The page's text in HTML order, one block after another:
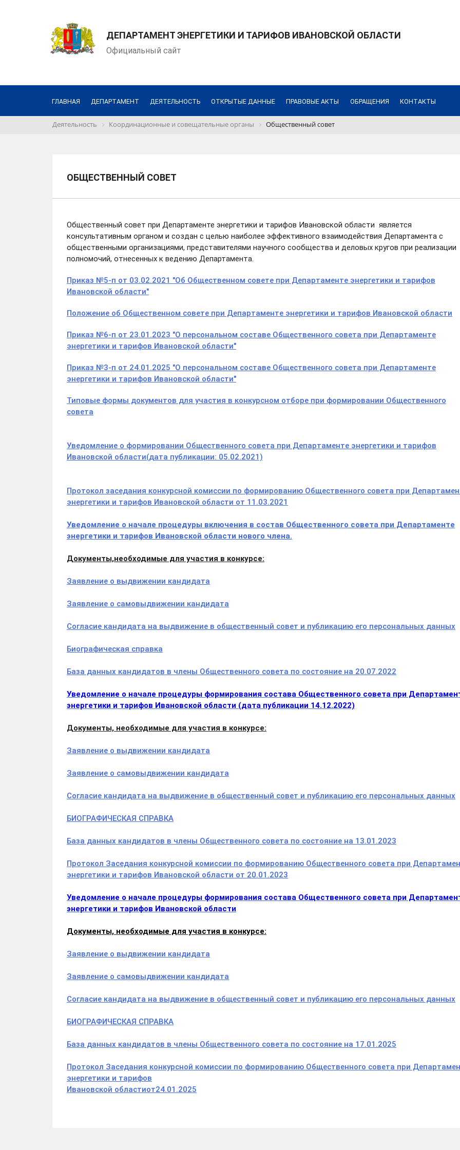
ДЕПАРТАМЕНТ ЭНЕРГЕТИКИ И ТАРИФОВ ИВАНОВСКОЙ ОБЛАСТИ
Официальный сайт
ГЛАВНАЯ ДЕПАРТАМЕНТ ДЕЯТЕЛЬНОСТЬ ОТКРЫТЫЕ ДАННЫЕ ПРАВОВЫЕ АКТЫ ОБРАЩЕНИЯ КОНТАКТЫ
Деятельность Координационные и совещательные органы Общественный совет
ОБЩЕСТВЕННЫЙ СОВЕТ
Общественный совет при Департаменте энергетики и тарифов Ивановской области является
консультативным органом и создан с целью наиболее эффективного взаимодействия Департамента с
общественными организациями, представителями научного сообщества и деловых кругов при реализации
полномочий, отнесенных к ведению Департамента.
Приказ №5-п от 03.02.2021 "Об Общественном совете при Департаменте энергетики и тарифов
Ивановской области"
Положение об Общественном совете при Департаменте энергетики и тарифов Ивановской области
Приказ №6-п от 23.01.2023 "О персональном составе Общественного совета при Департаменте
энергетики и тарифов Ивановской области"
Приказ №3-п от 24.01.2025 "О персональном составе Общественного совета при Департаменте
энергетики и тарифов Ивановской области"
Типовые формы документов для участия в конкурсном отборе при формировании Общественного
совета
Уведомление о формировании Общественного совета при Департаменте энергетики и тарифов
Ивановской области(дата публикации: 05.02.2021)
Протокол заседания конкурсной комиссии по формированию Общественного совета при
энергетики и тарифов Ивановской области от 11.03.2021
Уведомление о начале процедуры включения в состав Общественного совета при Департаменте
энергетики и тарифов Ивановской области нового члена.
Документы,необходимые для участия в конкурсе:
Заявление о выдвижении кандидата
Заявление о самовыдвижении кандидата
Согласие кандидата на выдвижение в общественный совет и публикацию его персональных данных
Биографическая справка
База данных кандидатов в члены Общественного совета по состояние на 20.07.2022
Уведомление о начале процедуры формирования состава Общественного совета при
энергетики и тарифов Ивановской области (дата публикации 14.12.2022)
Документы, необходимые для участия в конкурсе:
Заявление о выдвижении кандидата
Заявление о самовыдвижении кандидата
Согласие кандидата на выдвижение в общественный совет и публикацию его персональных данных
БИОГРАФИЧЕСКАЯ СПРАВКА
База данных кандидатов в члены Общественного совета по состояние на 13.01.2023
Протокол Заседания конкурсной комиссии по формированию Общественного совета при
энергетики и тарифов Ивановской области от 20.01.2023
Уведомление о начале процедуры формирования состава Общественного совета при
энергетики и тарифов Ивановской области
Документы, необходимые для участия в конкурсе:
Заявление о выдвижении кандидата
Заявление о самовыдвижении кандидата
Согласие кандидата на выдвижение в общественный совет и публикацию его персональных данных
БИОГРАФИЧЕСКАЯ СПРАВКА
База данных кандидатов в члены Общественного совета по состояние на 17.01.2025
Протокол Заседания конкурсной комиссии по формированию Общественного совета при
энергетики и тарифов
Ивановской областиот24.01.2025